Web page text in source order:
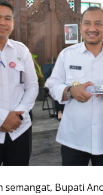
semangat, Bupati